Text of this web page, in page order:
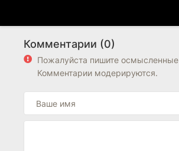
Комментарии (0)
Пожалуйста пишите
Комментарии модерируются.